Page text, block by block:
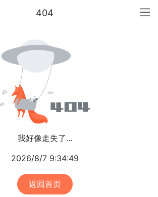
404
我好像走失了...
2026/8/7 9:34:49
返回首页